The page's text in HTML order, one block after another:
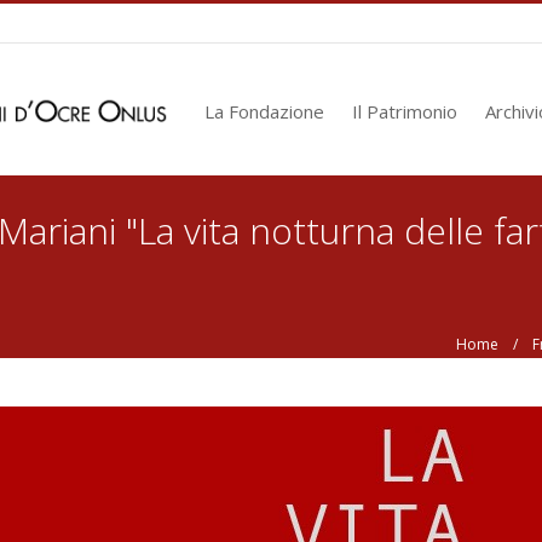
La Fondazione Il Patrimonio
"La vita notturna delle
Home /